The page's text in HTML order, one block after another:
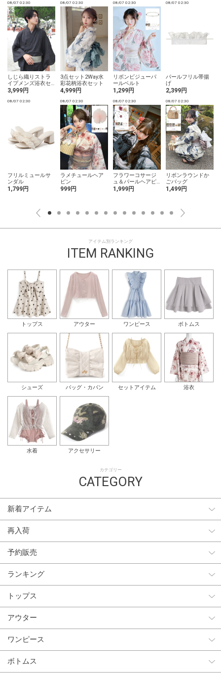
08/07 02:30
しじら織りストラ
イプメンズ浴衣セ
ット
3,999円
08/07 02:30
3点セット2Way水
彩花柄浴衣セット
4,999円
08/07 02:30
リボンビジューパ
ールベルト
1,299円
08/07 02:30
パールフリル帯揚
げ
2,399円
08/07 02:30
フリルミュールサ
ンダル
1,799円
08/07 02:30
ラメチュールヘア
ピン
999円
08/07 02:30
フラワーコサージ
ュ＆パールヘアピ
ン5点セット
1,999円
08/07 02:30
リボンラウンドか
ごバッグ
1,499円
アイテム別ランキング
ITEM RANKING
トップス アウター ワンピース ボトムス
シューズ バッグ・カバン セットアイテム 浴衣
水着 アクセサリー
カテゴリー
CATEGORY
新着アイテム
再入荷
予約販売
ランキング
トップス
アウター
ワンピース
ボトムス